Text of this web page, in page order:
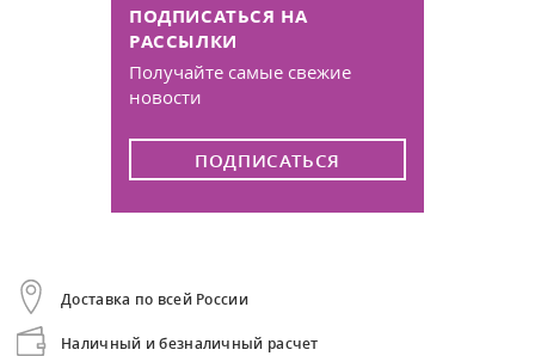
ПОДПИСАТЬСЯ НА
РАССЫЛКИ
Получайте самые свежие
новости
ПОДПИСАТЬСЯ
Доставка по всей России
Наличный и безналичный расчет